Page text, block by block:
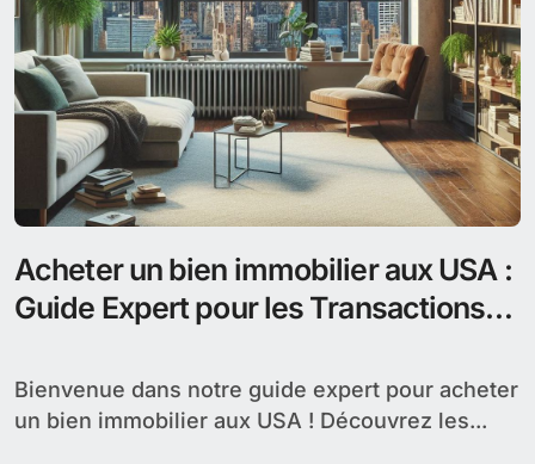
Acheter un bien immobilier aux USA :
Guide Expert pour les Transactions
Bienvenue dans notre guide expert pour acheter
un bien immobilier aux USA ! Découvrez les...